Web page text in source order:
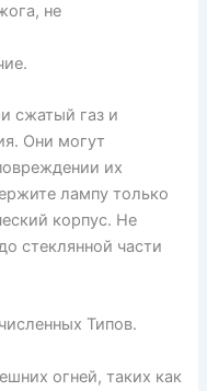
не
сжатый газ и
Они могут
их
лампу только
корпус. Не
стеклянной части
Типов.
огней, таких как